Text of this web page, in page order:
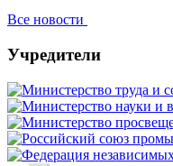
Все новости
Учредители